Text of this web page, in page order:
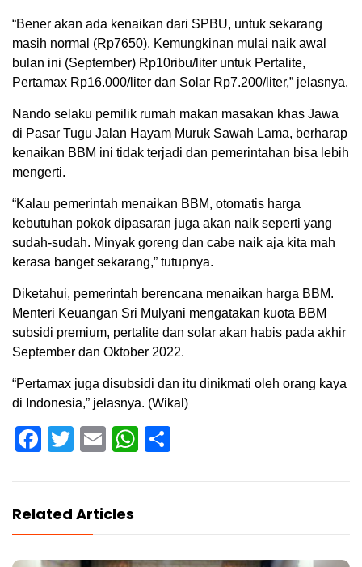
“Bener akan ada kenaikan dari SPBU, untuk sekarang
masih normal (Rp7650). Kemungkinan mulai naik awal
bulan ini (September) Rp10ribu/liter untuk Pertalite,
Pertamax Rp16.000/liter dan Solar Rp7.200/liter,” jelasnya.
Nando selaku pemilik rumah makan masakan khas Jawa
di Pasar Tugu Jalan Hayam Muruk Sawah Lama, berharap
kenaikan BBM ini tidak terjadi dan pemerintahan bisa lebih
mengerti.
“Kalau pemerintah menaikan BBM, otomatis harga
kebutuhan pokok dipasaran juga akan naik seperti yang
sudah-sudah. Minyak goreng dan cabe naik aja kita mah
kerasa banget sekarang,” tutupnya.
Diketahui, pemerintah berencana menaikan harga BBM.
Menteri Keuangan Sri Mulyani mengatakan kuota BBM
subsidi premium, pertalite dan solar akan habis pada akhir
September dan Oktober 2022.
“Pertamax juga disubsidi dan itu dinikmati oleh orang kaya
di Indonesia,” jelasnya. (Wikal)
Facebook
Twitter
EmailWhatsApp
Related Articles